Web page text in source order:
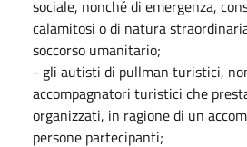
sociale, nonché di emergenza,
calamitosi o di natura
soccorso umanitario;
- gli autisti di pullman turistici,
accompagnatori turistici che
organizzati, in ragione di un
persone partecipanti;